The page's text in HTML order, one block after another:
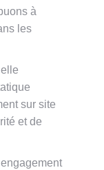
à
les
sur site
et de